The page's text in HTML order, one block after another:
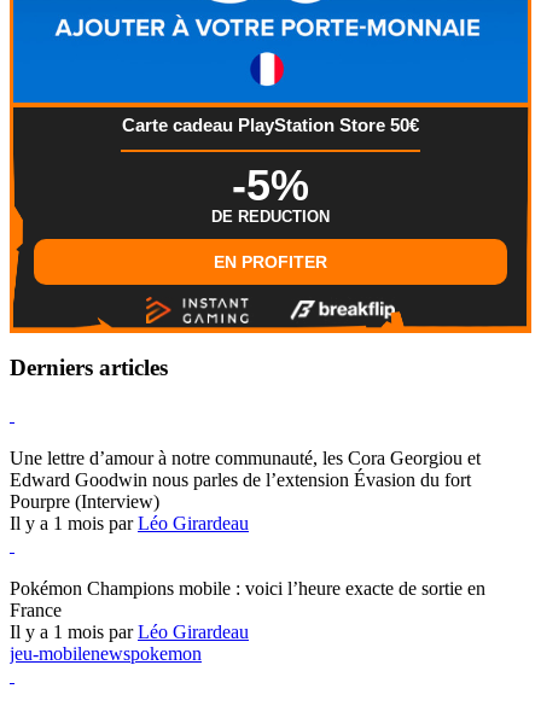
Carte cadeau PlayStation Store 50€
-5%
DE REDUCTION
EN PROFITER
Derniers articles
Une lettre d’amour à notre communauté, les Cora Georgiou et
Edward Goodwin nous parles de l’extension Évasion du fort
Pourpre (Interview)
Il y a 1 mois parLéo Girardeau
Pokémon Champions mobile : voici l’heure exacte de sortie en
France
Il y a 1 mois parLéo Girardeau
jeu-mobilenewspokemon